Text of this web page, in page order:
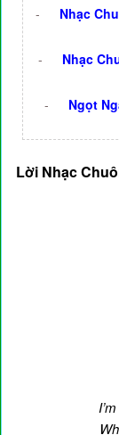
-
Nhạc
-
Nhạc
-
Ngọt
Lời Nhạc